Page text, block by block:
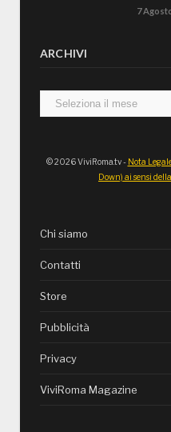
7
ARCHIVI
Archivi
© 2026 ViviRoma.tv - Nota
Down) ai sensi
Chi siamo
Contatti
Store
Pubblicità
Privacy
ViviRoma Magazine